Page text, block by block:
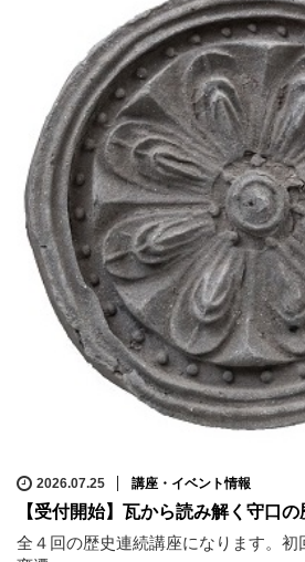
2026.07.25 講座・イベント情報
【受付開始】瓦から読み解く守口の
全４回の歴史連続講座になります。初